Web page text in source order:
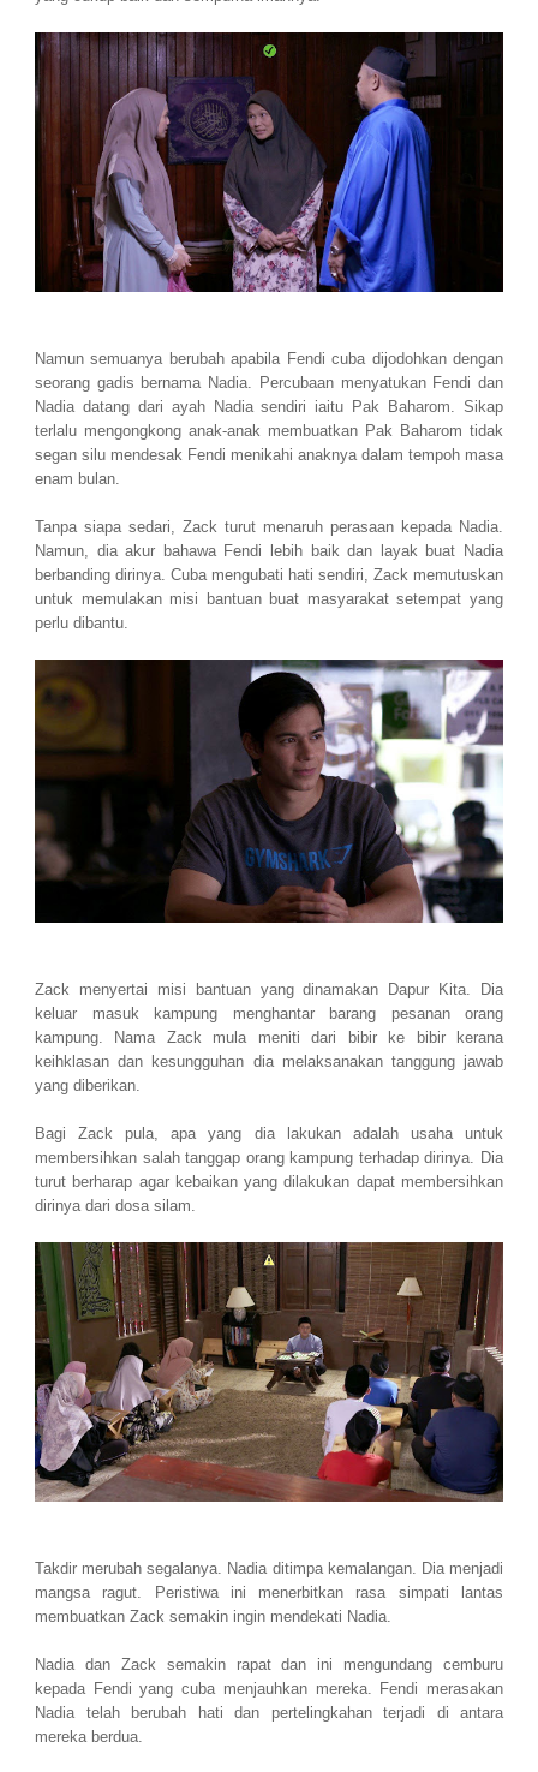
Namun semuanya berubah apabila Fendi cuba dijodohkan dengan
seorang gadis bernama Nadia. Percubaan menyatukan Fendi dan
Nadia datang dari ayah Nadia sendiri iaitu Pak Baharom. Sikap
terlalu mengongkong anak-anak membuatkan Pak Baharom tidak
segan silu mendesak Fendi menikahi anaknya dalam tempoh masa
enam bulan.
Tanpa siapa sedari, Zack turut menaruh perasaan kepada Nadia.
Namun, dia akur bahawa Fendi lebih baik dan layak buat Nadia
berbanding dirinya. Cuba mengubati hati sendiri, Zack memutuskan
untuk memulakan misi bantuan buat masyarakat setempat yang
perlu dibantu.
Zack menyertai misi bantuan yang dinamakan Dapur Kita. Dia
keluar masuk kampung menghantar barang pesanan orang
kampung. Nama Zack mula meniti dari bibir ke bibir kerana
keihklasan dan kesungguhan dia melaksanakan tanggung jawab
yang diberikan.
Bagi Zack pula, apa yang dia lakukan adalah usaha untuk
membersihkan salah tanggap orang kampung terhadap dirinya. Dia
turut berharap agar kebaikan yang dilakukan dapat membersihkan
dirinya dari dosa silam.
Takdir merubah segalanya. Nadia ditimpa kemalangan. Dia menjadi
mangsa ragut. Peristiwa ini menerbitkan rasa simpati lantas
membuatkan Zack semakin ingin mendekati Nadia.
Nadia dan Zack semakin rapat dan ini mengundang cemburu
kepada Fendi yang cuba menjauhkan mereka. Fendi merasakan
Nadia telah berubah hati dan pertelingkahan terjadi di antara
mereka berdua.